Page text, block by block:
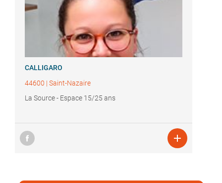
CALLIGARO
44600 | Saint-Nazaire
La Source - Espace 15/25 ans
